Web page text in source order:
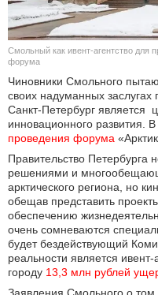
Смольный как ивент-агентство для
форума
Чиновники Смольного
своих надуманных заслугах
Санкт-Петербург является
инновационного развития.
проведения форума
Правительство Петербурга
решениями и
арктического региона, но
обещав представить
обеспечению
очень сомневаются
будет бездействующий
реальности является
городу 13,3 млн рублей